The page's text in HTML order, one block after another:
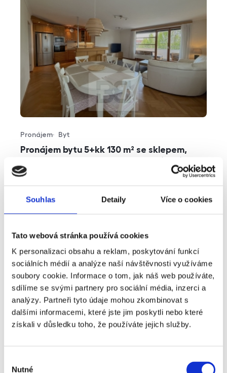
Souhlas Detaily Více o cookies
Tato webová stránka používá cookies
K personalizaci obsahu a reklam, poskytování funkcí
sociálních médií a analýze naší návštěvnosti využíváme
soubory cookie. Informace o tom, jak náš web používáte,
sdílíme se svými partnery pro sociální média, inzerci a
analýzy. Partneři tyto údaje mohou zkombinovat s
dalšími informacemi, které jste jim poskytli nebo které
získali v důsledku toho, že používáte jejich služby.
Nutné
Pronájem bytu 5+kk 130 m² se sklepem,
Typ nabídky
Pronájem
Typ nemovitosti
Byt
funkce
parkování sklep výtah
cena
49 000 Kč